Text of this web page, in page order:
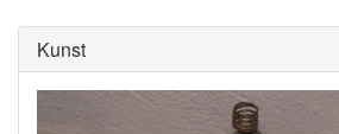
Kunst